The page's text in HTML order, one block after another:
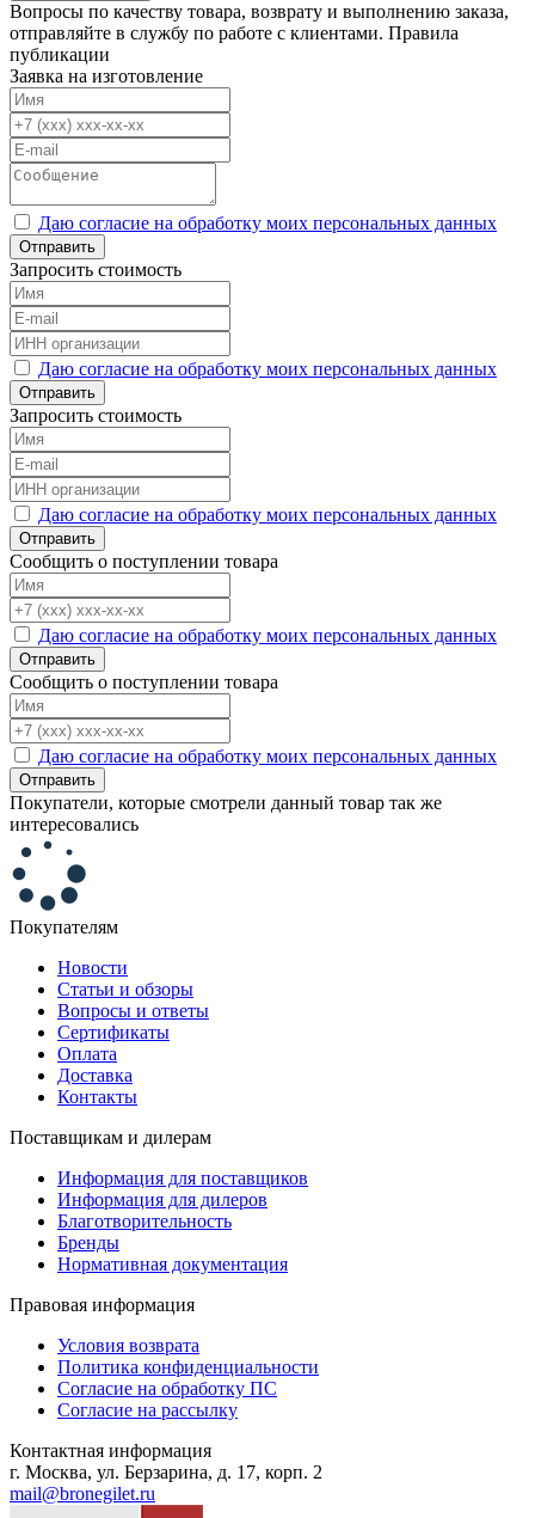
Вопросы по качеству товара, возврату и выполнению заказа,
отправляйте в службу по работе с клиентами. Правила
публикации
Заявка на изготовление
Даю согласие на обработку моих персональных данных
Отправить
Запросить стоимость
Даю согласие на обработку моих персональных данных
Отправить
Запросить стоимость
Даю согласие на обработку моих персональных данных
Отправить
Сообщить о поступлении товара
Даю согласие на обработку моих персональных данных
Отправить
Сообщить о поступлении товара
Даю согласие на обработку моих персональных данных
Отправить
Покупатели, которые смотрели данный товар так же
интересовались
Покупателям
Новости
Статьи и обзоры
Вопросы и ответы
Сертификаты
Оплата
Доставка
Контакты
Поставщикам и дилерам
Информация для поставщиков
Информация для дилеров
Благотворительность
Бренды
Нормативная документация
Правовая информация
Условия возврата
Политика конфиденциальности
Согласие на обработку ПС
Согласие на рассылку
Контактная информация
г. Москва, ул. Берзарина, д. 17, корп. 2
mail@bronegilet.ru